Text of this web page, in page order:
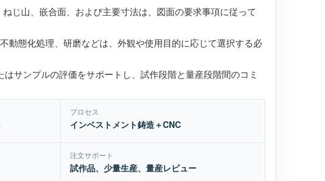
じ山、嵌合面、および主要寸法は、図面の要求事項に従って
動態化処理、研磨などは、外観や使用目的に応じて選択する必
サンプルの評価をサポートし、試作段階と量産段階間のコミ
プロセス
インベストメント鋳造＋CNC
注文サポート
試作品、少量生産、量産レビュー